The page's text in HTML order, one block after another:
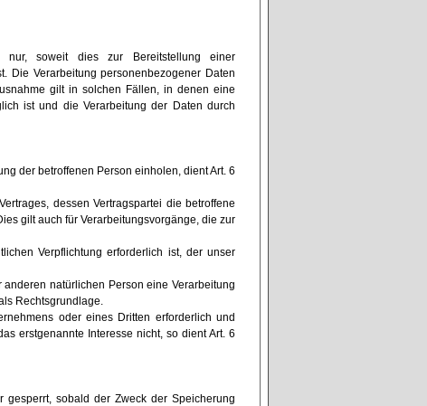
nur, soweit dies zur Bereitstellung einer
Die Verarbeitung personenbezogener Daten
gilt in solchen Fällen, in denen eine
ist und die Verarbeitung der Daten durch
der betroffenen Person einholen, dient Art. 6
dessen Vertragspartei die betroffene
gilt auch für Verarbeitungsvorgänge, die zur
Verpflichtung erforderlich ist, der unser
natürlichen Person eine Verarbeitung
Rechtsgrundlage.
oder eines Dritten erforderlich und
erstgenannte Interesse nicht, so dient Art. 6
sobald der Zweck der Speicherung